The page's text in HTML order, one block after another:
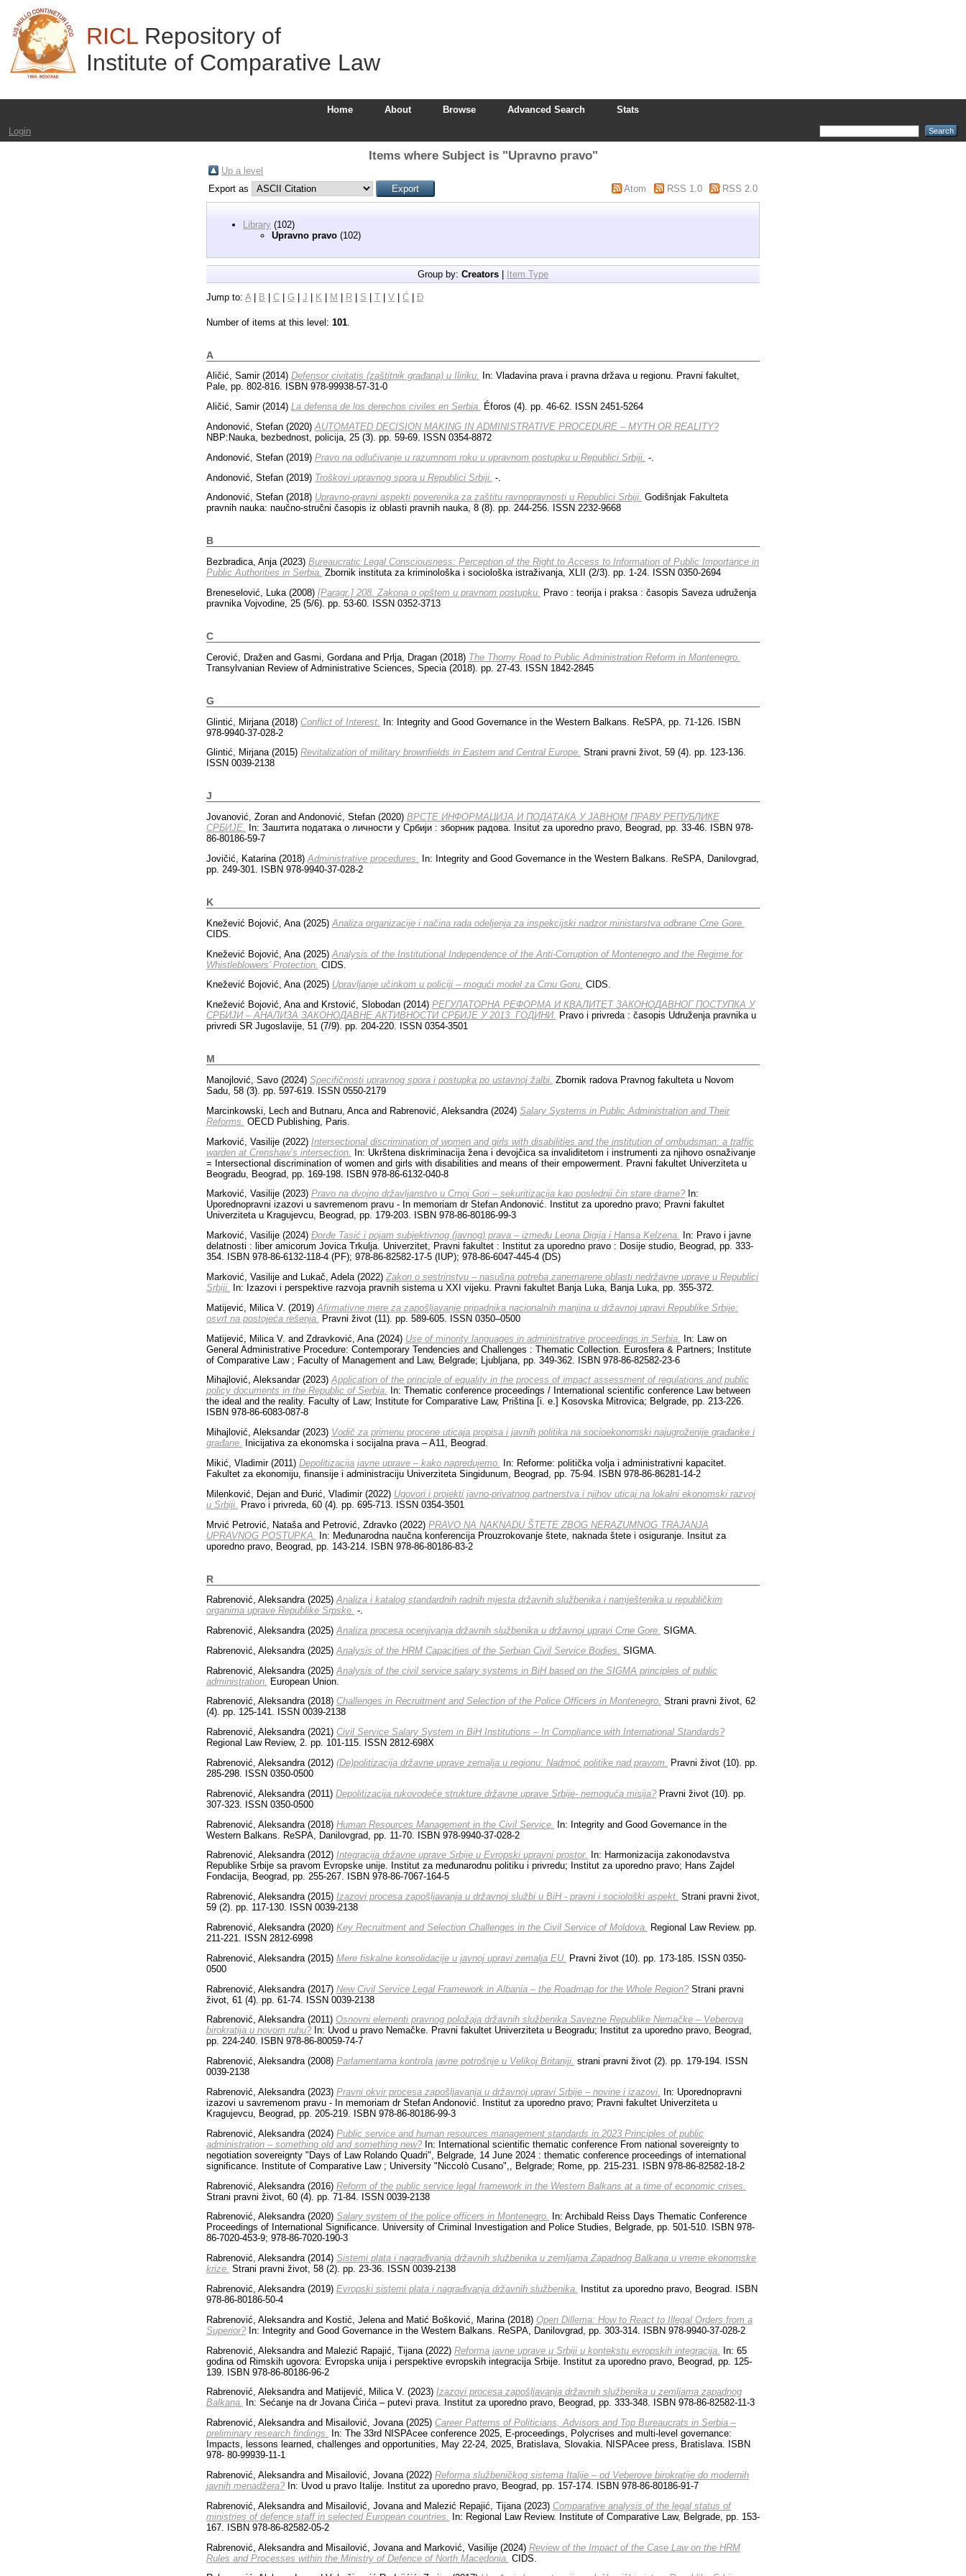
RICL Repository of
Institute of Comparative Law
Home About Browse Advanced Search
Stats
Login
Items where Subject is "Upravno pravo"
Up a level
Export as
Atom RSS 1.0 RSS 2.0
Library (102)
Upravno pravo (102)
Group by: Creators | Item Type
Jump to: A | B | C | G | J | K | M | R | S | T | V | Ć | Đ
Number of items at this level: 101
A
Aličić, Samir(2014) Defensor civitatis (zaštitnik građana) u Iliriku.
In: Vladavina prava i pravna država u regionu. Pravni fakultet,
Pale, pp. 802-816. ISBN 978-99938-57-31-0
Aličić, Samir(2014) La defensa de los derechos civiles en Serbia. Éforos (4). pp. 46-62. ISSN 2451-5264
Andonović, Stefan (2020) AUTOMATED DECISION MAKING IN ADMINISTRATIVE PROCEDURE – MYTH OR REALITY?
NBP:Nauka, bezbednost, policija, 25 (3). pp. 59-69. ISSN 0354-8872
Andonović, Stefan (2019) Pravo na odlučivanje u razumnom roku u upravnom postupku u Republici Srbiji. -.
Andonović, Stefan (2019) Troškovi upravnog spora u Republici Srbiji. -.
Andonović, Stefan (2018) Upravno-pravni aspekti poverenika za zaštitu ravnopravnosti u Republici Srbiji. Godišnjak Fakulteta
pravnih nauka: naučno-stručni časopis iz oblasti pravnih nauka, 8 (8). pp. 244-256. ISSN 2232-9668
B
Bezbradica, Anja(2023) Bureaucratic Legal Consciousness: Perception of the Right to Access to Information of Public Importance in
Public Authorities in Serbia. Zbornik instituta za kriminološka i sociološka istraživanja, XLII (2/3). pp. 1-24. ISSN 0350-2694
Breneselović, Luka (2008) [Paragr.] 208. Zakona o opštem u pravnom postupku.
Pravo : teorija i praksa : časopis Saveza udruženja
pravnika Vojvodine, 25 (5/6). pp. 53-60. ISSN 0352-3713
C
Cerović, Dražen and Gasmi, Gordana and Prlja, Dragan (2018) The Thorny Road to Public Administration Reform in Montenegro.
Transylvanian Review of Administrative Sciences, Specia (2018). pp. 27-43. ISSN 1842-2845
G
Glintić, Mirjana (2018) Conflict of Interest. In: Integrity and Good Governance in the Western Balkans. ReSPA, pp. 71-126. ISBN
978-9940-37-028-2
Glintić, Mirjana(2015) Revitalization of military brownfields in Eastern and Central Europe. Strani pravni život, 59 (4). pp. 123-136.
ISSN 0039-2138
J
Jovanović, Zoran and Andonović, Stefan (2020) ВРСТЕ ИНФОРМАЦИЈА И ПОДАТАКА У ЈАВНОМ ПРАВУ РЕПУБЛИКЕ
СРБИЈЕ.
In: Заштита података о личности у Србији : зборник радова. Insitut za uporedno pravo, Beograd, pp. 33-46. ISBN 978-
86-80186-59-7
Jovičić, Katarina (2018) Administrative procedures.
In: Integrity and Good Governance in the Western Balkans. ReSPA, Danilovgrad,
pp. 249-301. ISBN 978-9940-37-028-2
K
Knežević Bojović, Ana (2025) Analiza organizacije i načina rada odeljenja za inspekcijski nadzor ministarstva odbrane Crne Gore.
CIDS.
Knežević Bojović, Ana (2025) Analysis of the Institutional Independence of the Anti-Corruption of Montenegro and the Regime for
Whistleblowers’ Protection. CIDS.
Knežević Bojović, Ana(2025) Upravljanje učinkom u policiji – mogući model za Crnu Goru. CIDS.
Knežević Bojović, Anaand Krstović, Slobodan (2014) РЕГУЛАТОРНА РЕФОРМА И КВАЛИТЕТ ЗАКОНОДАВНОГ ПОСТУПКА У
СРБИЈИ – АНАЛИЗА ЗАКОНОДАВНЕ АКТИВНОСТИ СРБИЈЕ У 2013. ГОДИНИ. Pravo i privreda : časopis Udruženja pravnika u
privredi SR Jugoslavije, 51 (7/9). pp. 204-220. ISSN 0354-3501
M
Manojlović, Savo (2024) Specifičnosti upravnog spora i postupka po ustavnoj žalbi. Zbornik radova Pravnog fakulteta u Novom
Sadu, 58 (3). pp. 597-619. ISSN 0550-2179
Marcinkowski, Lech and Butnaru, Anca and Rabrenović, Aleksandra (2024) Salary Systems in Public Administration and Their
Reforms. OECD Publishing, Paris.
Marković, Vasilije (2022) Intersectional discrimination of women and girls with disabilities and the institution of ombudsman: a traffic
warden at Crenshaw’s intersection. In: Ukrštena diskriminacija žena i devojčica sa invaliditetom i instrumenti za njihovo osnaživanje
= Intersectional discrimination of women and girls with disabilities and means of their empowerment. Pravni fakultet Univerziteta u
Beogradu, Beograd, pp. 169-198. ISBN 978-86-6132-040-8
Marković, Vasilije (2023) Pravo na dvojno državljanstvo u Crnoj Gori – sekuritizacija kao poslednji čin stare drame? In:
Uporednopravni izazovi u savremenom pravu - In memoriam dr Stefan Andonović. Institut za uporedno pravo; Pravni fakultet
Univerziteta u Kragujevcu, Beograd, pp. 179-203. ISBN 978-86-80186-99-3
Marković, Vasilije (2024) Đorđe Tasić i pojam subjektivnog (javnog) prava – između Leona Digija i Hansa Kelzena.
In: Pravo i javne
delatnosti : liber amicorum Jovica Trkulјa. Univerzitet, Pravni fakultet : Institut za uporedno pravo : Dosije studio, Beograd, pp. 333-
354. ISBN 978-86-6132-118-4 (PF); 978-86-82582-17-5 (IUP); 978-86-6047-445-4 (DS)
Marković, Vasilije and Lukač, Adela (2022) Zakon o sestrinstvu – nasušna potreba zanemarene oblasti nedržavne uprave u Republici
Srbiji.
In: Izazovi i perspektive razvoja pravnih sistema u XXI vijeku. Pravni fakultet Banja Luka, Banja Luka, pp. 355-372.
Matijević, Milica V. (2019) Afirmativne mere za zapošljavanje pripadnika nacionalnih manjina u državnoj upravi Republike Srbije:
osvrt na postojeća rešenja. Pravni život (11). pp. 589-605. ISSN 0350–0500
Matijević, Milica V. and Zdravković, Ana (2024) Use of minority languages in administrative proceedings in Serbia. In: Law on
General Administrative Procedure: Contemporary Tendencies and Challenges : Thematic Collection. Eurosfera & Partners; Institute
of Comparative Law ; Faculty of Management and Law, Belgrade; Ljubljana, pp. 349-362. ISBN 978-86-82582-23-6
Mihajlović, Aleksandar(2023)Application of the principle of equality in the process of impact assessment of regulations and public
policy documents in the Republic of Serbia.
In: Thematic conference proceedings / International scientific conference Law between
the ideal and the reality. Faculty of Law; Institute for Comparative Law, Priština [i. e.] Kosovska Mitrovica; Belgrade, pp. 213-226.
ISBN 978-86-6083-087-8
Mihajlović, Aleksandar(2023) Vodič za primenu procene uticaja propisa i javnih politika na socioekonomski najugroženije građanke i
građane.
Inicijativa za ekonomska i socijalna prava – A11, Beograd.
Mikić, Vladimir(2011) Depolitizacija javne uprave – kako napredujemo.
In: Reforme: politička volјa i administrativni kapacitet.
Fakultet za ekonomiju, finansije i administraciju Univerziteta Singidunum, Beograd, pp. 75-94. ISBN 978-86-86281-14-2
Milenković, Dejan and Đurić, Vladimir(2022) Ugovori i projekti javno-privatnog partnerstva i njihov uticaj na lokalni ekonomski razvoj
u Srbiji. Pravo i privreda, 60 (4). pp. 695-713. ISSN 0354-3501
Mrvić Petrović, Nataša and Petrović, Zdravko (2022) PRAVO NA NAKNADU ŠTETE ZBOG NERAZUMNOG TRAJANJA
UPRAVNOG POSTUPKA.
In: Međunarodna naučna konferencija Prouzrokovanje štete, naknada štete i osiguranje. Insitut za
uporedno pravo, Beograd, pp. 143-214. ISBN 978-86-80186-83-2
R
Rabrenović, Aleksandra(2025)Analiza i katalog standardnih radnih mjesta državnih službenika i namještenika u republičkim
organima uprave Republike Srpske. -.
Rabrenović, Aleksandra(2025)Analiza procesa ocenjivanja državnih službenika u državnoj upravi Crne Gore. SIGMA.
Rabrenović, Aleksandra (2025) Analysis of the HRM Capacities of the Serbian Civil Service Bodies. SIGMA.
Rabrenović, Aleksandra (2025) Analysis of the civil service salary systems in BiH based on the SIGMA principles of public
administration. European Union.
Rabrenović, Aleksandra(2018) Challenges in Recruitment and Selection of the Police Officers in Montenegro. Strani pravni život, 62
(4). pp. 125-141. ISSN 0039-2138
Rabrenović, Aleksandra(2021) Civil Service Salary System in BiH Institutions – In Compliance with International Standards?
Regional Law Review, 2. pp. 101-115. ISSN 2812-698X
Rabrenović, Aleksandra(2012) (De)politizacija državne uprave zemalja u regionu: Nadmoć politike nad pravom. Pravni život (10). pp.
285-298. ISSN 0350-0500
Rabrenović, Aleksandra (2011) Depolitizacija rukovodeće strukture državne uprave Srbije- nemoguća misija? Pravni život (10). pp.
307-323. ISSN 0350-0500
Rabrenović, Aleksandra (2018) Human Resources Management in the Civil Service. In: Integrity and Good Governance in the
Western Balkans. ReSPA, Danilovgrad, pp. 11-70. ISBN 978-9940-37-028-2
Rabrenović, Aleksandra(2012) Integracija državne uprave Srbije u Evropski upravni prostor.
In: Harmonizacija zakonodavstva
Republike Srbije sa pravom Evropske unije. Institut za međunarodnu politiku i privredu; Institut za uporedno pravo; Hans Zajdel
Fondacija, Beograd, pp. 255-267. ISBN 978-86-7067-164-5
Rabrenović, Aleksandra(2015) Izazovi procesa zapošljavanja u državnoj službi u BiH - pravni i sociološki aspekt. Strani pravni život,
59 (2). pp. 117-130. ISSN 0039-2138
Rabrenović, Aleksandra(2020) Key Recruitment and Selection Challenges in the Civil Service of Moldova. Regional Law Review. pp.
211-221. ISSN 2812-6998
Rabrenović, Aleksandra (2015) Mere fiskalne konsolidacije u javnoj upravi zemalja EU. Pravni život (10). pp. 173-185. ISSN 0350-
0500
Rabrenović, Aleksandra (2017) New Civil Service Legal Framework in Albania – the Roadmap for the Whole Region? Strani pravni
život, 61 (4). pp. 61-74. ISSN 0039-2138
Rabrenović, Aleksandra(2011) Osnovni elementi pravnog položaja državnih službenika Savezne Republike Nemačke – Veberova
birokratija u novom ruhu? In: Uvod u pravo Nemačke. Pravni fakultet Univerziteta u Beogradu; Institut za uporedno pravo, Beograd,
pp. 224-240. ISBN 978-86-80059-74-7
Rabrenović, Aleksandra(2008) Parlamentarna kontrola javne potrošnje u Velikoj Britaniji. strani pravni život (2). pp. 179-194. ISSN
0039-2138
Rabrenović, Aleksandra(2023) Pravni okvir procesa zapošljavanja u državnoj upravi Srbije – novine i izazovi.
In: Uporednopravni
izazovi u savremenom pravu - In memoriam dr Stefan Andonović. Institut za uporedno pravo; Pravni fakultet Univerziteta u
Kragujevcu, Beograd, pp. 205-219. ISBN 978-86-80186-99-3
Rabrenović, Aleksandra (2024) Public service and human resources management standards in 2023 Principles of public
administration – something old and something new? In: International scientific thematic conference From national sovereignty to
negotiation sovereignty "Days of Law Rolando Quadri", Belgrade, 14 June 2024 : thematic conference proceedings of international
significance. Institute of Comparative Law ; University "Niccolò Cusano",, Belgrade; Rome, pp. 215-231. ISBN 978-86-82582-18-2
Rabrenović, Aleksandra (2016) Reform of the public service legal framework in the Western Balkans at a time of economic crises.
Strani pravni život, 60 (4). pp. 71-84. ISSN 0039-2138
Rabrenović, Aleksandra(2020) Salary system of the police officers in Montenegro.
In: Archibald Reiss Days Thematic Conference
Proceedings of International Significance. University of Criminal Investigation and Police Studies, Belgrade, pp. 501-510. ISBN 978-
86-7020-453-9; 978-86-7020-190-3
Rabrenović, Aleksandra(2014) Sistemi plata i nagrađivanja državnih službenika u zemljama Zapadnog Balkana u vreme ekonomske
krize. Strani pravni život, 58 (2). pp. 23-36. ISSN 0039-2138
Rabrenović, Aleksandra(2019) Еvropski sistemi plata i nagrađivanja državnih službenika.
Institut za uporedno pravo, Beograd. ISBN
978-86-80186-50-4
Rabrenović, Aleksandra and Kostić, Jelena and Matić Bošković, Marina (2018) Open Dillema: How to React to Illegal Orders from a
Superior? In: Integrity and Good Governance in the Western Balkans. ReSPA, Danilovgrad, pp. 303-314. ISBN 978-9940-37-028-2
Rabrenović, Aleksandra and Malezić Rapajić, Tijana (2022) Reforma javne uprave u Srbiji u kontekstu evropskih integracija. In: 65
godina od Rimskih ugovora: Evropska unija i perspektive evropskih integracija Srbije. Institut za uporedno pravo, Beograd, pp. 125-
139. ISBN 978-86-80186-96-2
Rabrenović, Aleksandraand Matijević, Milica V. (2023) Izazovi procesa zapošljavanјa državnih službenika u zemljama zapadnog
Balkana.
In: Sećanјe na dr Jovana Ćirića – putevi prava. Institut za uporedno pravo, Beograd, pp. 333-348. ISBN 978-86-82582-11-3
Rabrenović, Aleksandraand Misailović, Jovana(2025) Career Patterns of Politicians, Advisors and Top Bureaucrats in Serbia –
preliminary research findings.
In: The 33rd NISPAcee conference 2025, E-proceedings, Polycrises and multi-level governance:
Impacts, lessons learned, challenges and opportunities, May 22-24, 2025, Bratislava, Slovakia. NISPAcee press, Bratislava. ISBN
978- 80-99939-11-1
Rabrenović, Aleksandraand Misailović, Jovana(2022) Reforma službeničkog sistema Italije – od Veberove birokratije do modernih
javnih menadžera? In: Uvod u pravo Italije. Institut za uporedno pravo, Beograd, pp. 157-174. ISBN 978-86-80186-91-7
Rabrenović, Aleksandra and Misailović, Jovana and Malezić Repajić, Tijana (2023) Comparative analysis of the legal status of
ministries of defence staff in selected European countries.
In: Regional Law Review. Institute of Comparative Law, Belgrade, pp. 153-
167. ISBN 978-86-82582-05-2
Rabrenović, Aleksandra and Misailović, Jovana and Marković, Vasilije (2024) Review of the Impact of the Case Law on the HRM
Rules and Processes within the Ministry of Defence of North Macedonia. CIDS.